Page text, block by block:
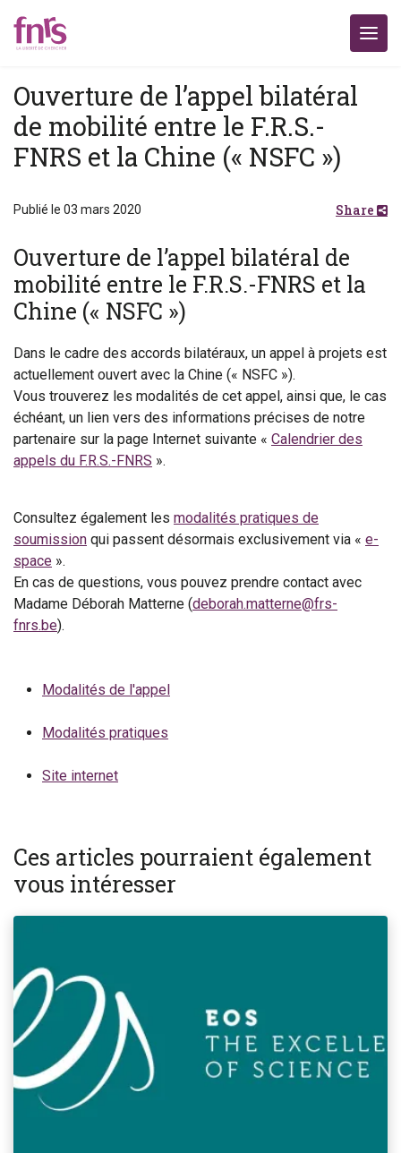
Ouverture de l’appel bilatéral
de mobilité entre le F.R.S.-
FNRS et la Chine (« NSFC »)
Publié le 03 mars 2020 Share
Ouverture de l’appel bilatéral de
mobilité entre le F.R.S.-FNRS et la
Chine (« NSFC »)
Dans le cadre des accords bilatéraux, un appel à projets est
actuellement ouvert avec la Chine (« NSFC »).
Vous trouverez les modalités de cet appel, ainsi que, le cas
échéant, un lien vers des informations précises de notre
partenaire sur la page Internet suivante « Calendrier des
appels du F.R.S.-FNRS ».
Consultez également les modalités pratiques de
soumission qui passent désormais exclusivement via « e-
space ».
En cas de questions, vous pouvez prendre contact avec
Madame Déborah Matterne (deborah.matterne@frs-
fnrs.be).
Modalités de l'appel
Modalités pratiques
Site internet
Ces articles pourraient également
vous intéresser